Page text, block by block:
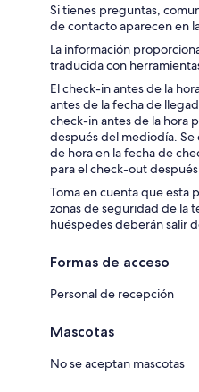
Si tienes preguntas,
de contacto aparecen en
La información
traducida con
El check-in antes de la
antes de la fecha de
check-in antes de la hora
después del mediodía.
de hora en la fecha de
para el check-out después
Toma en cuenta que esta
zonas de seguridad de la
huéspedes deberán salir
Formas de acceso
Personal de recepción
Mascotas
No se aceptan mascotas